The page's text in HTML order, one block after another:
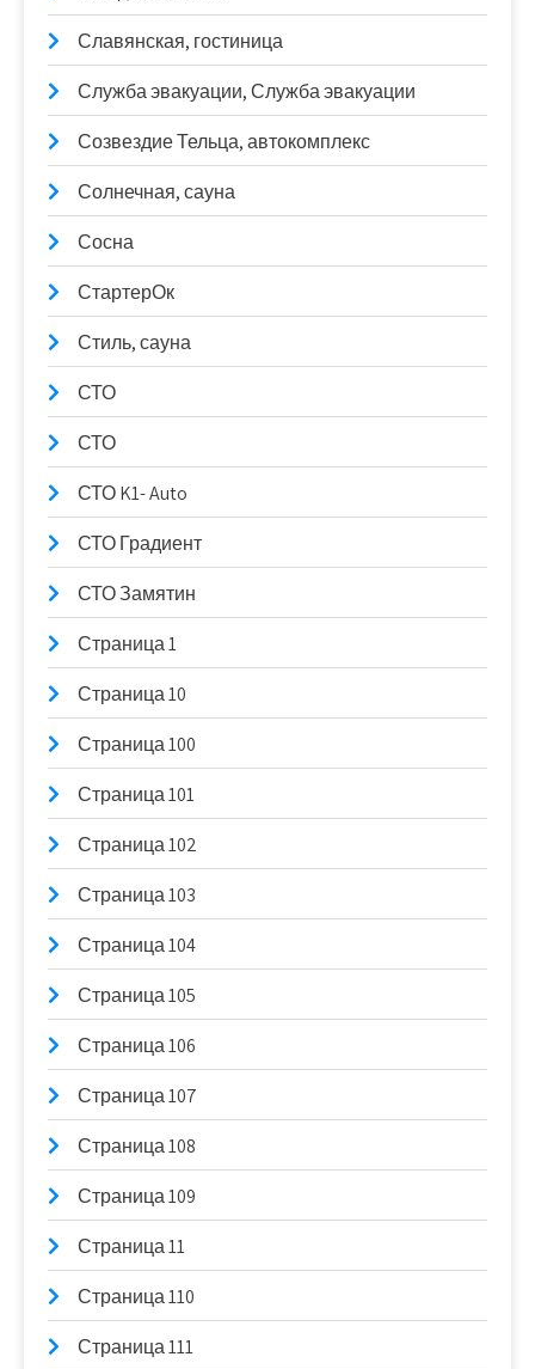
Славянская, гостиница
Служба эвакуации, Служба эвакуации
Созвездие Тельца, автокомплекс
Солнечная, сауна
Сосна
СтартерОк
Стиль, сауна
СТО
СТО
СТО K1- Auto
СТО Градиент
СТО Замятин
Страница 1
Страница 10
Страница 100
Страница 101
Страница 102
Страница 103
Страница 104
Страница 105
Страница 106
Страница 107
Страница 108
Страница 109
Страница 11
Страница 110
Страница 111